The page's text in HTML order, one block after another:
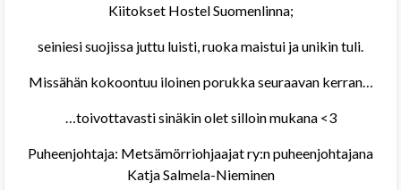
Kiitokset Hostel Suomenlinna;
seiniesi suojissa juttu luisti, ruoka maistui ja unikin tuli.
Missähän kokoontuu iloinen porukka seuraavan kerran…
…toivottavasti sinäkin olet silloin mukana <3
Puheenjohtaja: Metsämörriohjaajat ry:n puheenjohtajana
Katja Salmela-Nieminen